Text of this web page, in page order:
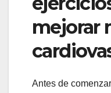
mejorar
Antes de